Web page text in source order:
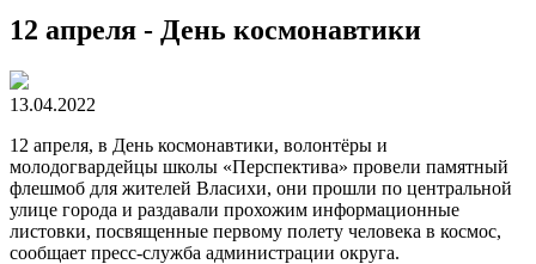
12 апреля - День космонавтики
13.04.2022
12 апреля, в День космонавтики, волонтёры и
молодогвардейцы школы «Перспектива» провели памятный
флешмоб для жителей Власихи, они прошли по центральной
улице города и раздавали прохожим информационные
листовки, посвященные первому полету человека в космос,
сообщает пресс-служба администрации округа.